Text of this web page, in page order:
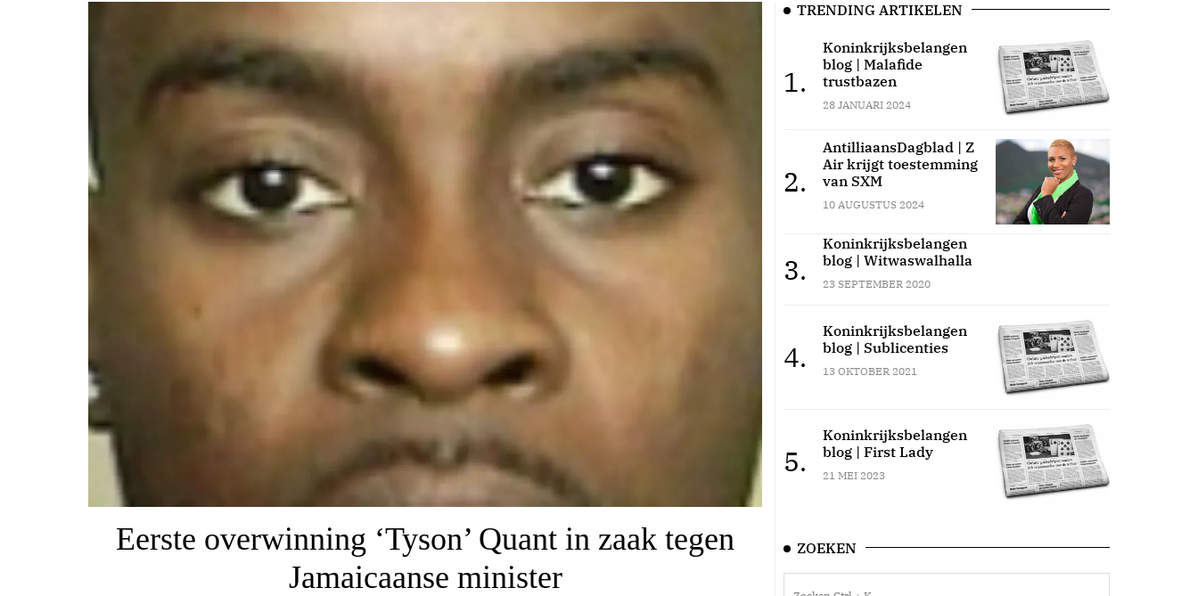
Eerste overwinning ‘Tyson’ Quant in zaak tegen
Jamaicaanse minister
TRENDING ARTIKELEN
1.
Koninkrijksbelangen
blog | Malafide
trustbazen
28 JANUARI 2024
2.
AntilliaansDagblad | Z
Air krijgt toestemming
van SXM
10 AUGUSTUS 2024
3.
Koninkrijksbelangen
blog | Witwaswalhalla
23 SEPTEMBER 2020
4.
Koninkrijksbelangen
blog | Sublicenties
13 OKTOBER 2021
5.
Koninkrijksbelangen
blog | First Lady
21 MEI 2023
ZOEKEN